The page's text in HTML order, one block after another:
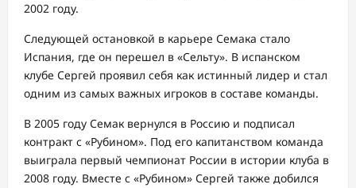
2002 году.
Следующей остановкой в карьере Семака стало
Испания, где он перешел в «Сельту». В испанском
клубе Сергей проявил себя как истинный лидер и стал
одним из самых важных игроков в составе команды.
В 2005 году Семак вернулся в Россию и подписал
контракт с «Рубином». Под его капитанством команда
выиграла первый чемпионат России в истории клуба в
2008 году. Вместе с «Рубином» Сергей также добился